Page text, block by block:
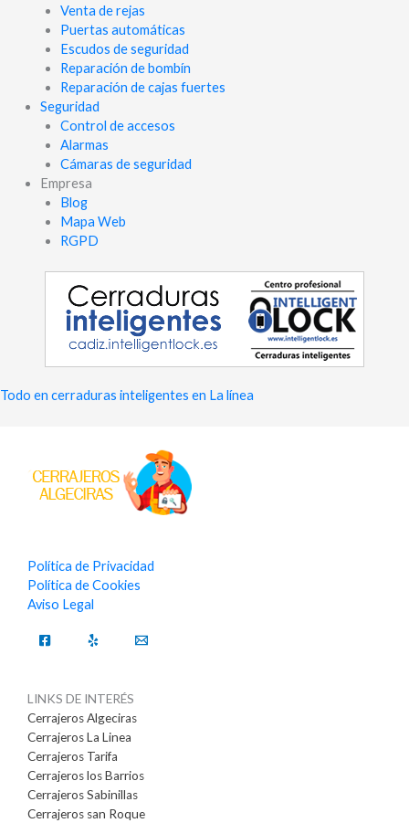
Venta de rejas
Puertas automáticas
Escudos de seguridad
Reparación de bombín
Reparación de cajas fuertes
Seguridad
Control de accesos
Alarmas
Cámaras de seguridad
Empresa
Blog
Mapa Web
RGPD
Todo en cerraduras inteligentes en La línea
Política de Privacidad
Política de Cookies
Aviso Legal
LINKS DE INTERÉS
Cerrajeros Algeciras
Cerrajeros La Linea
Cerrajeros Tarifa
Cerrajeros los Barrios
Cerrajeros Sabinillas
Cerrajeros san Roque